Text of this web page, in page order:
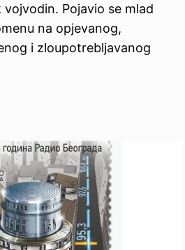
Pojavio se mlad
na opjevanog,
i zloupotrebljavanog